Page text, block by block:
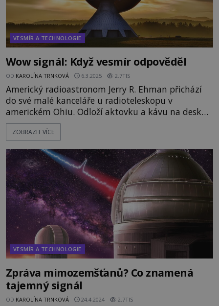
VESMÍR A TECHNOLOGIE
Wow signál: Když vesmír odpověděl
OD KAROLÍNA TRNKOVÁ 6.3.2025 2.7TIS
Americký radioastronom Jerry R. Ehman přichází
do své malé kanceláře u radioteleskopu v
americkém Ohiu. Odloží aktovku a kávu na desku
pracovního stolu a chystá se jako každé ráno
zkontrolovat počítačový výtisk ve vedlejší
obvyklých dat nachází na papíru v číslech
zaznamenaný neznámý signál... Vědec
ZOBRAZIT VÍCE
VESMÍR A TECHNOLOGIE
Zpráva mimozemšťanů? Co znamená
tajemný signál
OD KAROLÍNA TRNKOVÁ 24.4.2024 2.7TIS